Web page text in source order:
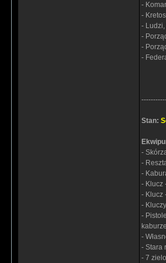
-
-
-
-
-
-
Stan:
-
-
-
- Klucz
- Klucz
-
-
-
- Stara
- 7